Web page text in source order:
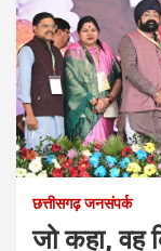
छत्तीसगढ़ जनसंपर्क
जो कहा, वह